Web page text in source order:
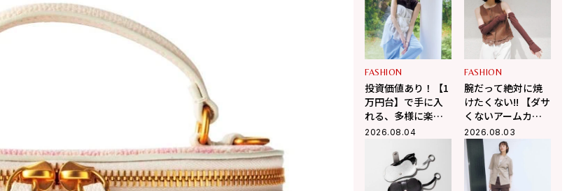
FASHION
投資価値あり！【1
万円台】で手に入
れる、多様に楽し
む大人の「最旬シ
2026.08.04
FASHION
腕だって絶対に焼
けたくない!! 【ダサ
くないアームカバ
ーのコーデ術3選】
2026.08.03